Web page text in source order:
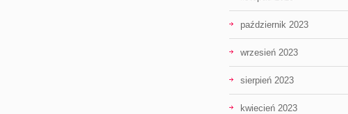
październik 2023
wrzesień 2023
sierpień 2023
kwiecień 2023